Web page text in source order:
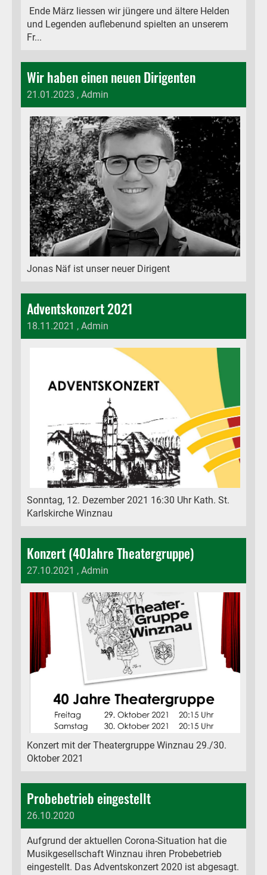
Ende März liessen wir jüngere und ältere Helden
und Legenden auflebenund spielten an unserem
Fr...
Wir haben einen neuen Dirigenten
21.01.2023 , Admin
Jonas Näf ist unser neuer Dirigent
Adventskonzert 2021
18.11.2021 , Admin
Sonntag, 12. Dezember 2021 16:30 Uhr Kath. St.
Karlskirche Winznau
Konzert (40Jahre Theatergruppe)
27.10.2021 , Admin
Konzert mit der Theatergruppe Winznau 29./30.
Oktober 2021
Probebetrieb eingestellt
26.10.2020
Aufgrund der aktuellen Corona-Situation hat die
Musikgesellschaft Winznau ihren Probebetrieb
eingestellt. Das Adventskonzert 2020 ist abgesagt.